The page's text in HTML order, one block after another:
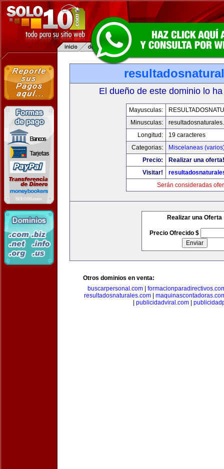
El dueño de este dominio lo
Mayusculas:
Minusculas:
Longitud:
19 caracteres
Categorias:
Miscelaneas
Precio:
Realizar una oferta!
Visitar!
Serán consideradas
Realizar una Oferta
Precio Ofrecido $
Otros dominios en venta:
buscarpersonal.com|
resultadosnaturales.com|
publicidadviral.com